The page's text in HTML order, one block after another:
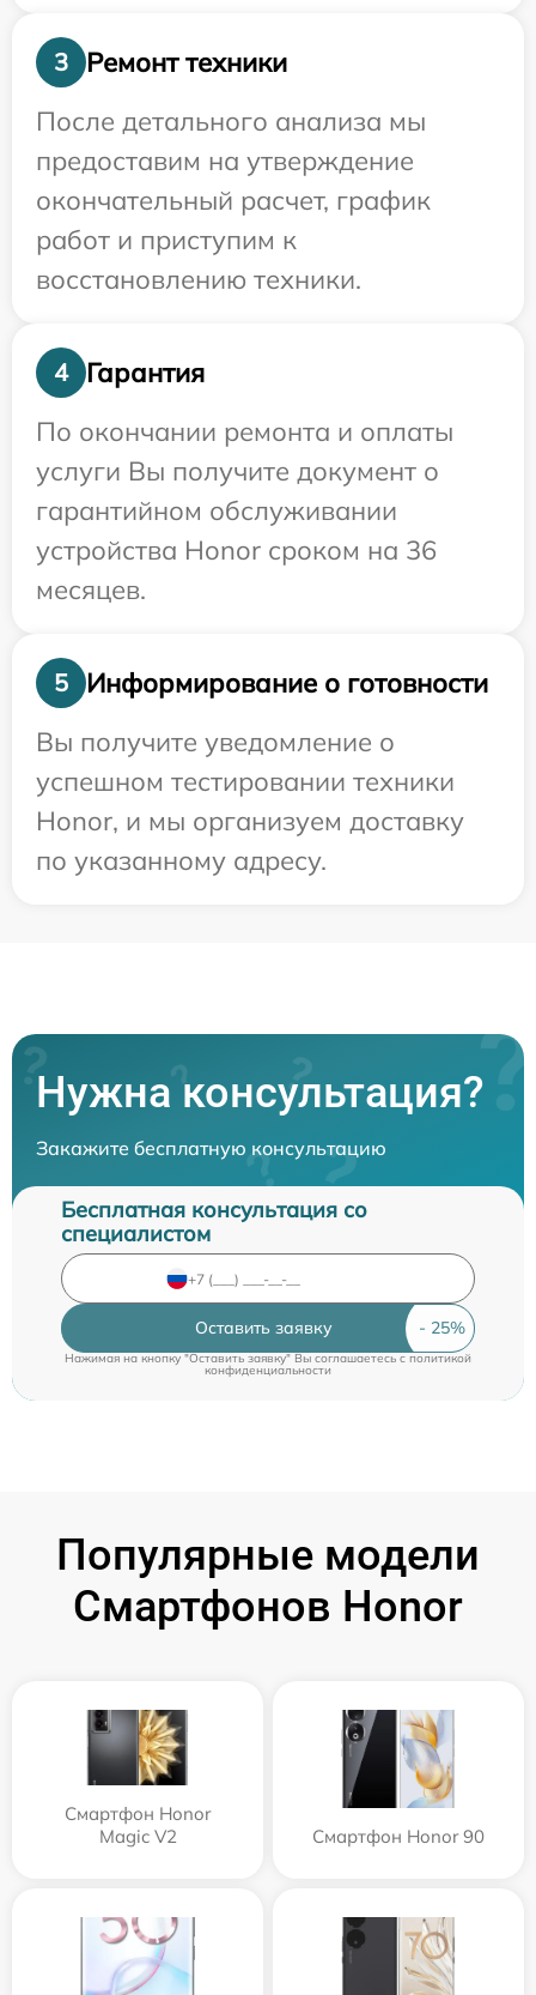
3
Ремонт техники
После детального анализа мы
предоставим на утверждение
окончательный расчет, график
работ и приступим к
восстановлению техники.
4
Гарантия
По окончании ремонта и оплаты
услуги Вы получите документ о
гарантийном обслуживании
устройства Honor сроком на 36
месяцев.
5
Информирование о готовности
Вы получите уведомление о
успешном тестировании техники
Honor, и мы организуем доставку
по указанному адресу.
Нужна консультация?
Закажите бесплатную консультацию
Бесплатная консультация со
специалистом
Оставить заявку
Нажимая на кнопку "Оставить заявку" Вы соглашаетесь c политикой
конфиденциальности
Популярные модели
Смартфонов Honor
Смартфон Honor
Magic V2
Смартфон Honor 90